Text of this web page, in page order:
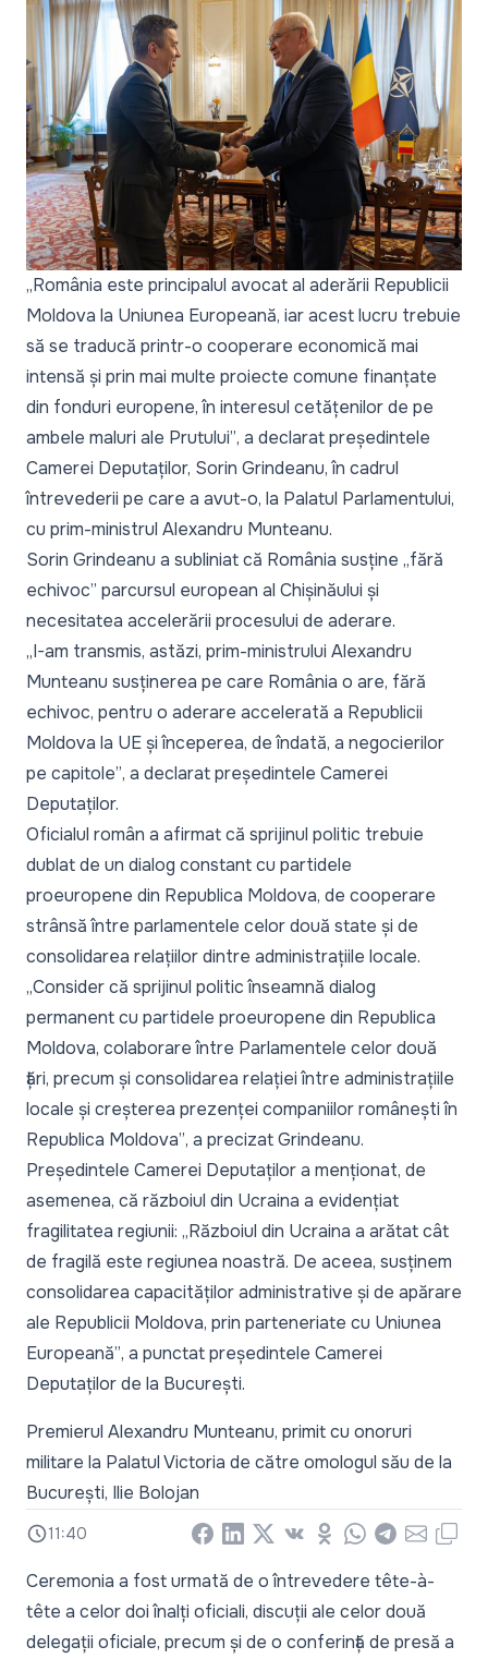
„România este principalul avocat al aderării Republicii
Moldova la Uniunea Europeană, iar acest lucru trebuie
să se traducă printr-o cooperare economică mai
intensă și prin mai multe proiecte comune finanțate
din fonduri europene, în interesul cetățenilor de pe
ambele maluri ale Prutului”, a declarat președintele
Camerei Deputaților, Sorin Grindeanu, în cadrul
întrevederii pe care a avut-o, la Palatul Parlamentului,
cu prim-ministrul Alexandru Munteanu.
Sorin Grindeanu a subliniat că România susține „fără
echivoc” parcursul european al Chișinăului și
necesitatea accelerării procesului de aderare.
„I-am transmis, astăzi, prim-ministrului Alexandru
Munteanu susținerea pe care România o are, fără
echivoc, pentru o aderare accelerată a Republicii
Moldova la UE și începerea, de îndată, a negocierilor
pe capitole”, a declarat președintele Camerei
Deputaților.
Oficialul român a afirmat că sprijinul politic trebuie
dublat de un dialog constant cu partidele
proeuropene din Republica Moldova, de cooperare
strânsă între parlamentele celor două state și de
consolidarea relațiilor dintre administrațiile locale.
„Consider că sprijinul politic înseamnă dialog
permanent cu partidele proeuropene din Republica
Moldova, colaborare între Parlamentele celor două
țări, precum și consolidarea relației între administrațiile
locale și creșterea prezenței companiilor românești în
Republica Moldova”, a precizat Grindeanu.
Președintele Camerei Deputaților a menționat, de
asemenea, că războiul din Ucraina a evidențiat
fragilitatea regiunii: „Războiul din Ucraina a arătat cât
de fragilă este regiunea noastră. De aceea, susținem
consolidarea capacităților administrative și de apărare
ale Republicii Moldova, prin parteneriate cu Uniunea
Europeană”, a punctat președintele Camerei
Deputaților de la București.
Premierul Alexandru Munteanu, primit cu onoruri
militare la Palatul Victoria de către omologul său de la
București, Ilie Bolojan
11:40 Facebook
LinkedIn
X Vkontakte
Odnoklassniki
WhatsApp
Telegram
EmailCopy
Ceremonia a fost urmată de o întrevedere tête-à-
tête a celor doi înalți oficiali, discuții ale celor două
delegații oficiale, precum și de o conferință de presă a